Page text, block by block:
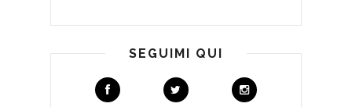
SEGUIMI QUI